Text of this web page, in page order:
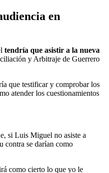
en
tendría que asistir a la nueva
y Arbitraje de Guerrero
que testificar y comprobar los
atender los cuestionamientos
si Luis Miguel no asiste a
contra se darían como
como cierto lo que yo le